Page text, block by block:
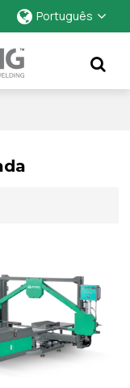
Português